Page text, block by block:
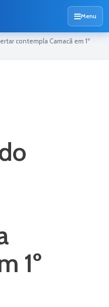
Menu
contempla Camacã em 1º
1º